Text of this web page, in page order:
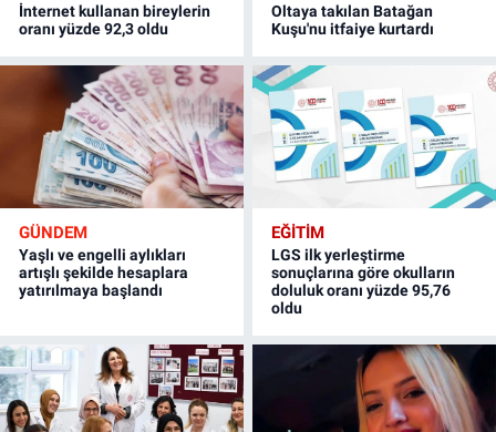
İnternet kullanan bireylerin
oranı yüzde 92,3 oldu
Oltaya takılan Batağan
Kuşu'nu itfaiye kurtardı
GÜNDEM
Yaşlı ve engelli aylıkları
artışlı şekilde hesaplara
yatırılmaya başlandı
EĞİTİM
LGS ilk yerleştirme
sonuçlarına göre okulların
doluluk oranı yüzde 95,76
oldu